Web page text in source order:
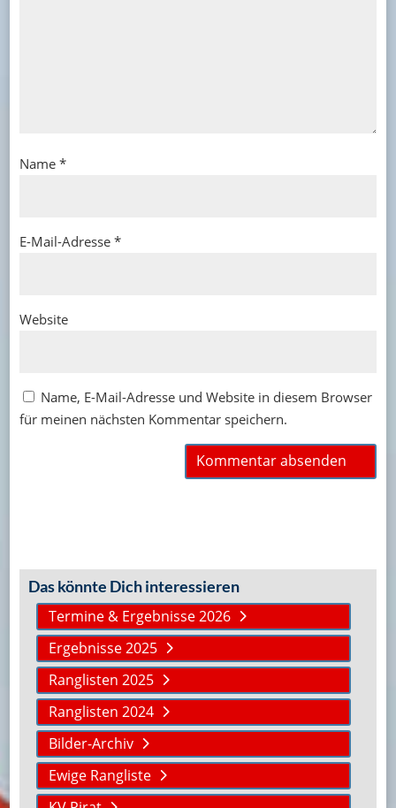
Name *
E-Mail-Adresse *
Website
Name, E-Mail-Adresse und Website in diesem Browser
für meinen nächsten Kommentar speichern.
Das könnte Dich interessieren
Termine & Ergebnisse 2026
Ergebnisse 2025
Ranglisten 2025
Ranglisten 2024
Bilder-Archiv
Ewige Rangliste